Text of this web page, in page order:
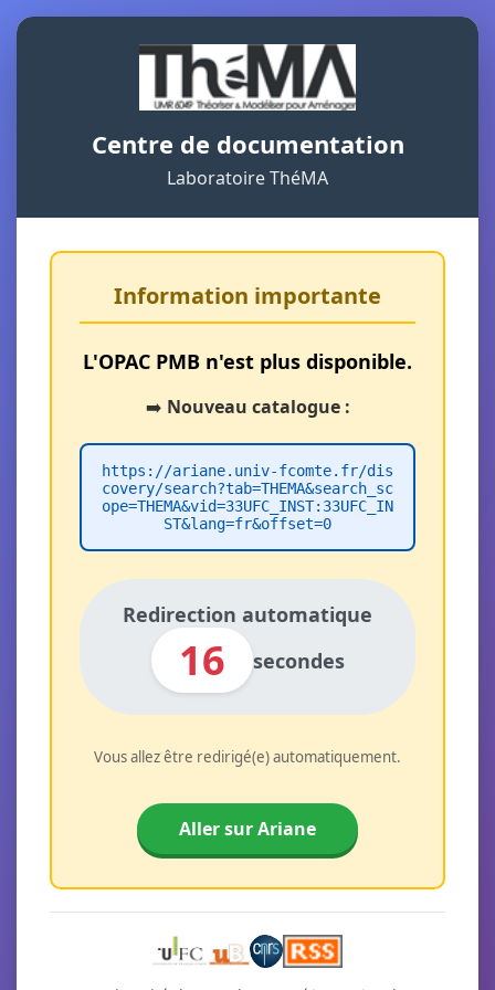
Centre de documentation
Laboratoire ThéMA
Information importante
L'OPAC PMB n'est plus disponible.
➡️ Nouveau catalogue :
https://ariane.univ-fcomte.fr/dis
covery/search?tab=THEMA&search_sc
ope=THEMA&vid=33UFC_INST:33UFC_IN
ST&lang=fr&offset=0
Redirection automatique
16 secondes
Vous allez être redirigé(e) automatiquement.
Aller sur Ariane